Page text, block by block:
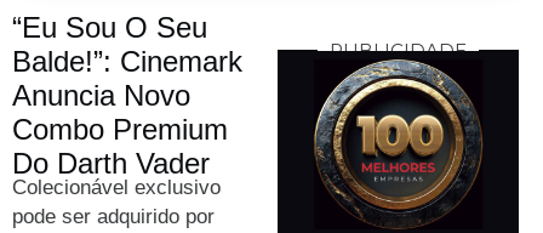
“Eu Sou O Seu
Balde!”: Cinemark
Anuncia Novo
Combo Premium
Do Darth Vader
Colecionável exclusivo
pode ser adquirido por
PUBLICIDADE